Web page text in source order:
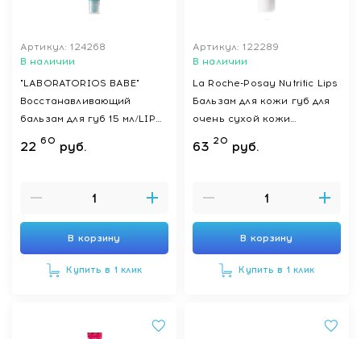
Артикул: 124268
В наличии
"LABORATORIOS BABE"
Восстанавливающий
бальзам для губ 15 мл/LIP
REPAIRING CREAM 15ml
22 60 руб.
В корзину
Купить в 1 клик
Артикул: 122289
В наличии
La Roche-Posay Nutritic Lips
Бальзам для кожи губ для
очень сухой кожи
питательный, 4,7 мл
63 20 руб.
В корзину
Купить в 1 клик